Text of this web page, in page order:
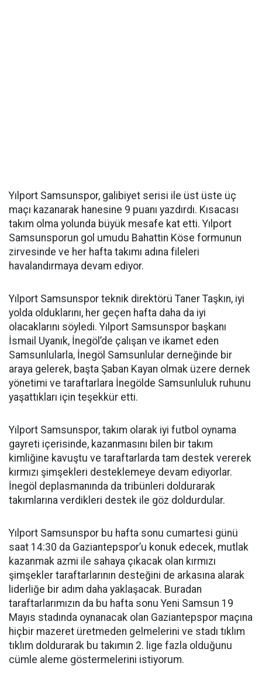
Yılport Samsunspor, galibiyet serisi ile üst üste üç
maçı kazanarak hanesine 9 puanı yazdırdı. Kısacası
takım olma yolunda büyük mesafe kat etti. Yılport
Samsunsporun gol umudu Bahattin Köse formunun
zirvesinde ve her hafta takımı adına fileleri
havalandırmaya devam ediyor.
Yılport Samsunspor teknik direktörü Taner Taşkın, iyi
yolda olduklarını, her geçen hafta daha da iyi
olacaklarını söyledi. Yılport Samsunspor başkanı
İsmail Uyanık, İnegöl’de çalışan ve ikamet eden
Samsunlularla, İnegöl Samsunlular derneğinde bir
araya gelerek, başta Şaban Kayan olmak üzere dernek
yönetimi ve taraftarlara İnegölde Samsunluluk ruhunu
yaşattıkları için teşekkür etti.
Yılport Samsunspor, takım olarak iyi futbol oynama
gayreti içerisinde, kazanmasını bilen bir takım
kimliğine kavuştu ve taraftarlarda tam destek vererek
kırmızı şimşekleri desteklemeye devam ediyorlar.
İnegöl deplasmanında da tribünleri doldurarak
takımlarına verdikleri destek ile göz doldurdular.
Yılport Samsunspor bu hafta sonu cumartesi günü
saat 14:30 da Gaziantepspor’u konuk edecek, mutlak
kazanmak azmi ile sahaya çıkacak olan kırmızı
şimşekler taraftarlarının desteğini de arkasına alarak
liderliğe bir adım daha yaklaşacak. Buradan
taraftarlarımızın da bu hafta sonu Yeni Samsun 19
Mayıs stadında oynanacak olan Gaziantepspor maçına
hiçbir mazeret üretmeden gelmelerini ve stadı tıklım
tıklım doldurarak bu takımın 2. lige fazla olduğunu
cümle aleme göstermelerini istiyorum.